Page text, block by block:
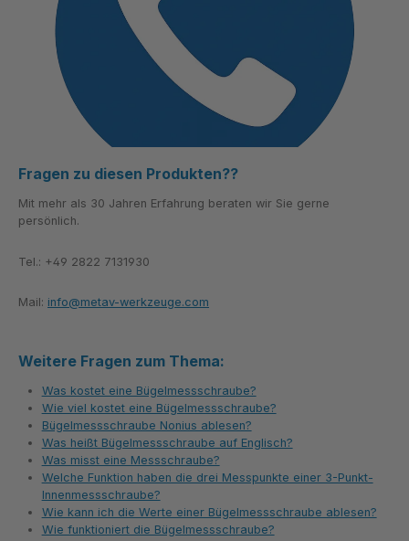
Fragen zu diesen Produkten??
Mit mehr als 30 Jahren Erfahrung beraten wir Sie gerne
persönlich.
Tel.: +49 2822 7131930
Mail: info@metav-werkzeuge.com
Weitere Fragen zum Thema:
Was kostet eine Bügelmessschraube?
Wie viel kostet eine Bügelmessschraube?
Bügelmessschraube Nonius ablesen?
Was heißt Bügelmessschraube auf Englisch?
Was misst eine Messschraube?
Welche Funktion haben die drei Messpunkte einer 3-Punkt-
Innenmessschraube?
Wie kann ich die Werte einer Bügelmessschraube ablesen?
Wie funktioniert die Bügelmessschraube?